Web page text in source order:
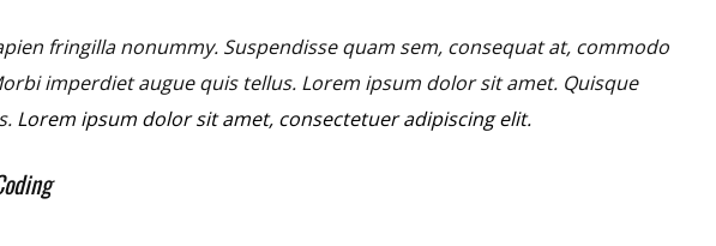
fringilla nonummy. Suspendisse quam sem, consequat at, commodo
imperdiet augue quis tellus. Lorem ipsum dolor sit amet. Quisque
Lorem ipsum dolor sit amet, consectetuer adipiscing elit.